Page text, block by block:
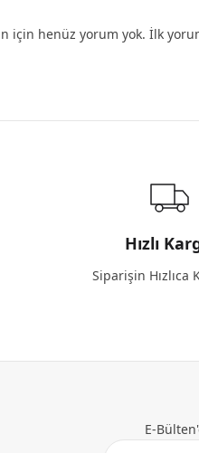
için henüz yorum yok. İlk
Hızlı
Siparişin Hızlıca
E-